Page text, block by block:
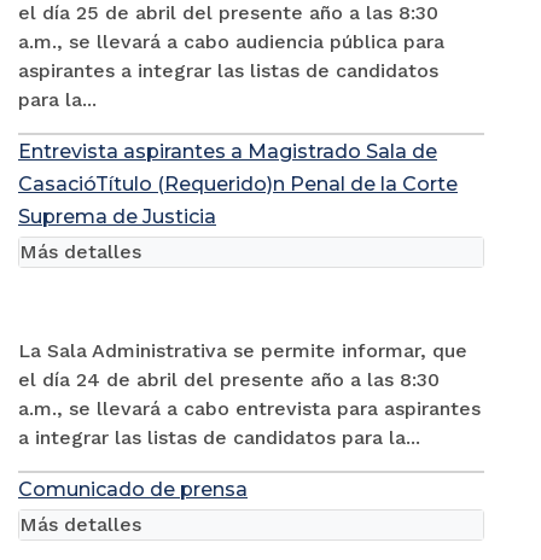
el día 25 de abril del presente año a las 8:30
a.m., se llevará a cabo audiencia pública para
aspirantes a integrar las listas de candidatos
para la...
Entrevista aspirantes a Magistrado Sala de
CasacióTítulo (Requerido)n Penal de la Corte
Suprema de Justicia
La Sala Administrativa se permite informar, que
el día 24 de abril del presente año a las 8:30
a.m., se llevará a cabo entrevista para aspirantes
a integrar las listas de candidatos para la...
Más detalles
Comunicado de prensa
Más detalles